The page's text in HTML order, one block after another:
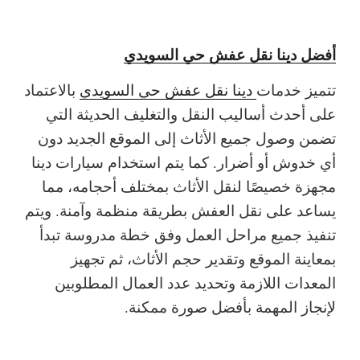
أفضل دينا نقل عفش حي السويدي
تتميز خدمات دينا نقل عفش حي السويدي بالاعتماد
على أحدث أساليب النقل والتغليف الحديثة التي
تضمن وصول جميع الأثاث إلى الموقع الجديد دون
أي خدوش أو أضرار. كما يتم استخدام سيارات دينا
مجهزة خصيصًا لنقل الأثاث بمختلف أحجامه، مما
يساعد على نقل العفش بطريقة منظمة وآمنة. ويتم
تنفيذ جميع مراحل العمل وفق خطة مدروسة تبدأ
بمعاينة الموقع وتقدير حجم الأثاث، ثم تجهيز
المعدات اللازمة وتحديد عدد العمال المطلوبين
لإنجاز المهمة بأفضل صورة ممكنة.